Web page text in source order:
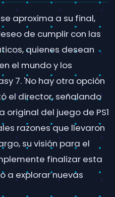
aproxima a su final,
de cumplir con las
quienes desean
el mundo y los
7. 'No hay otra opción
el director, señalando
del juego de PS1
razones que llevaron
su visión para el
finalizar esta
a explorar nuevas